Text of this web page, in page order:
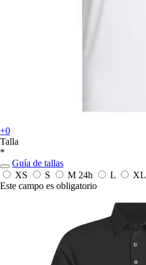
+0
Talla
*
Guía de tallas
XS
S M 24h L XL
Este campo es obligatorio